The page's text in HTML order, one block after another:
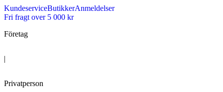
KundeserviceButikkerAnmeldelser
Fri fragt over 5 000 kr
Företag
|
Privatperson